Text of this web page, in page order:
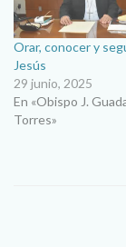
Orar, conocer y
Jesús
29 junio, 2025
En «Obispo J.
Torres»